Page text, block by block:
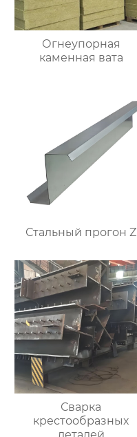
Огнеупорная
каменная вата
Стальный прогон Z
Сварка
крестообразных